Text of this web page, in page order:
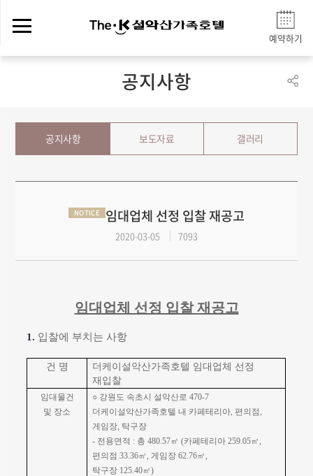
예약하기
공지사항
공지사항 보도자료 갤러리
NOTICE 임대업체 선정 입찰 재공고
2020-03-05 7093
임대업체 선정 입찰 재공고
1. 입찰에 부치는 사항
건 명
더케이설악산가족호텔 임대업체 선정
재입찰
임대물건
및 장소
○ 강원도 속초시 설악산로470-7
더케이설악산가족호텔 내 카페테리아 ,편의점
게임장 탁구장
- 전용면적 : 총480.57㎡(카페테리아259.05㎡
편의점33.36㎡ 게임장62.76㎡
탁구장 125.40㎡)